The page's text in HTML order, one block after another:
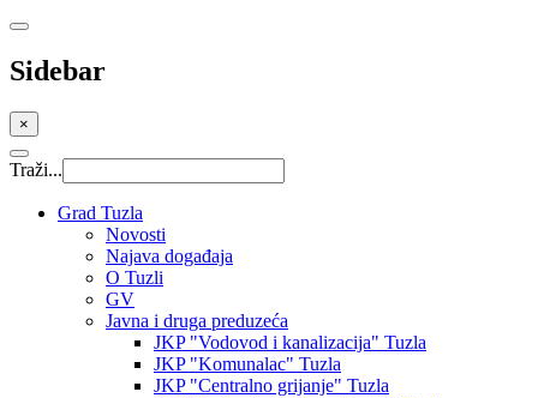
Sidebar
×
Traži...
Grad Tuzla
Novosti
Najava događaja
O Tuzli
GV
Javna i druga preduzeća
JKP "Vodovod i kanalizacija" Tuzla
JKP "Komunalac" Tuzla
JKP "Centralno grijanje" Tuzla